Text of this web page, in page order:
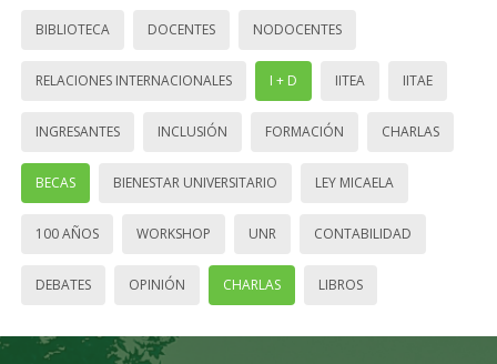
BIBLIOTECA DOCENTES NODOCENTES
RELACIONES INTERNACIONALES I + D IITEA IITAE
INGRESANTES INCLUSIÓN FORMACIÓN CHARLAS
BECAS BIENESTAR UNIVERSITARIO LEY MICAELA
100 AÑOS WORKSHOP UNR CONTABILIDAD
DEBATES OPINIÓN CHARLAS LIBROS